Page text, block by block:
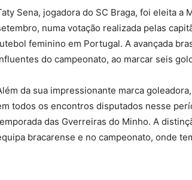
Sena, jogadora do SC Braga, foi eleita a
numa votação realizada pelas
feminino em Portugal. A avançada
do campeonato, ao marcar seis
da sua impressionante marca
todos os encontros disputados nesse
das Gverreiras do Minho. A
bracarense e no campeonato, onde